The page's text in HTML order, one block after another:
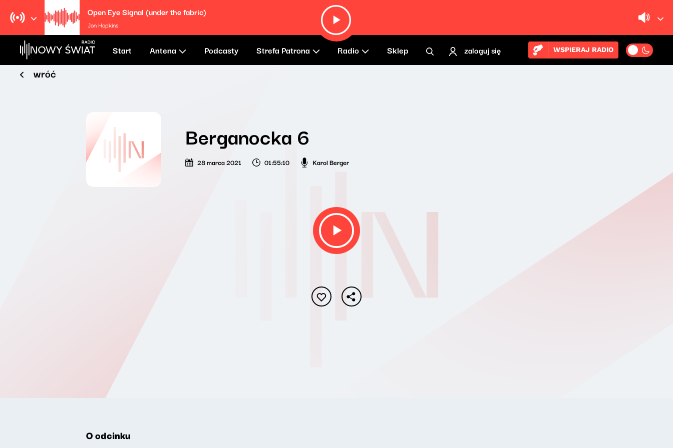
Open Eye Signal (under the fabric)
Jon Hopkins
Start Antena Podcasty Strefa Patrona Radio Sklep zaloguj się WSPIERAJ RADIO
wróć
Berganocka 6
28 marca 2021 01:55:10 Karol Berger
O odcinku